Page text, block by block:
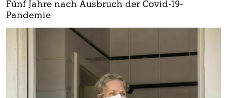
Fünf Jahre nach Ausbruch der Covid-19-
Pandemie